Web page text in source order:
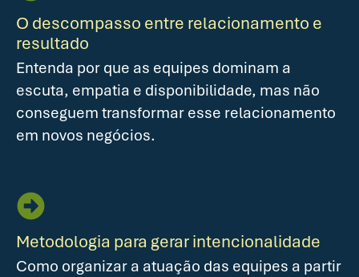
O descompasso entre relacionamento e
resultado
Entenda por que as equipes dominam a
escuta, empatia e disponibilidade, mas não
conseguem transformar esse relacionamento
em novos negócios.
Metodologia para gerar intencionalidade
Como organizar a atuação das equipes a partir